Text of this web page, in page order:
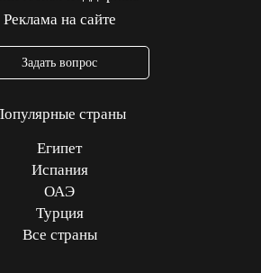
Реклама на сайте
Задать вопрос
страны
Египет
Испания
ОАЭ
Турция
Все страны